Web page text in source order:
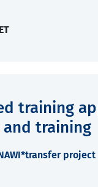
training
and training
project